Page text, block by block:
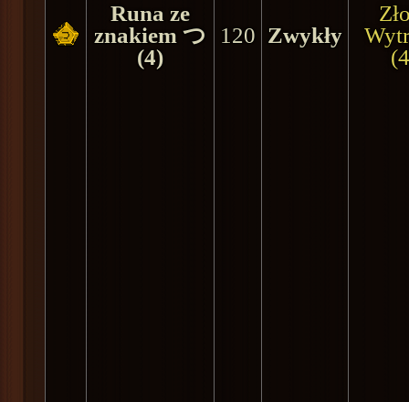
Runa ze
znakiem つ
(4)
120 Zwykły